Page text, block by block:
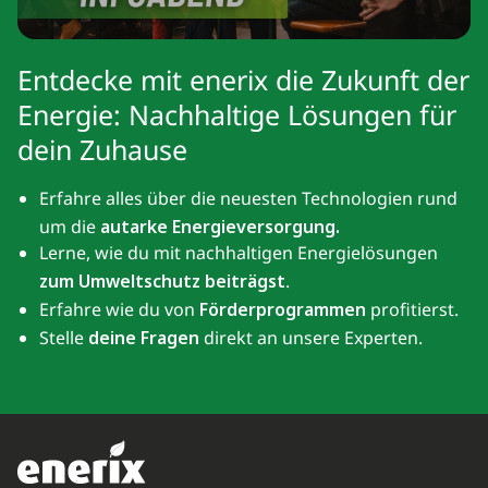
Entdecke mit enerix die Zukunft der
Energie: Nachhaltige Lösungen für
dein Zuhause
Erfahre alles über die neuesten Technologien rund
um die autarke Energieversorgung.
Lerne, wie du mit nachhaltigen Energielösungen
zum Umweltschutz beiträgst.
Erfahre wie du von Förderprogrammen profitierst.
Stelle deine Fragen direkt an unsere Experten.
100 % GRATIS · SOFORT ALS PDF